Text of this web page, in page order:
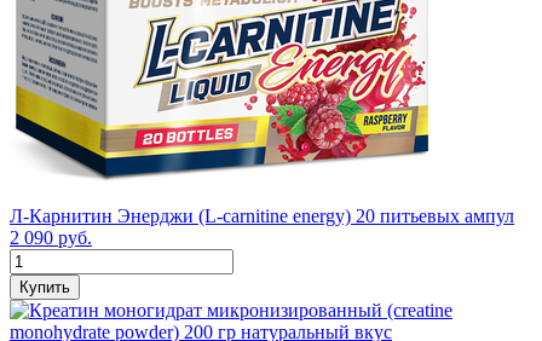
Л-Карнитин Энерджи (L-carnitine energy) 20 питьевых ампул
2 090 руб.
Купить